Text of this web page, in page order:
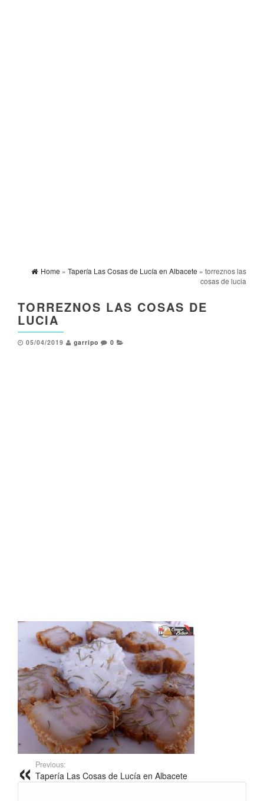
Home » Tapería Las Cosas de Lucía en Albacete » torreznos las
cosas de lucia
TORREZNOS LAS COSAS DE
LUCIA
05/04/2019 garripo 0
Previous:
Tapería Las Cosas de Lucía en Albacete